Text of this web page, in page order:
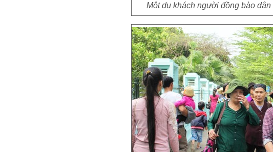
Một du khách người đồng bào